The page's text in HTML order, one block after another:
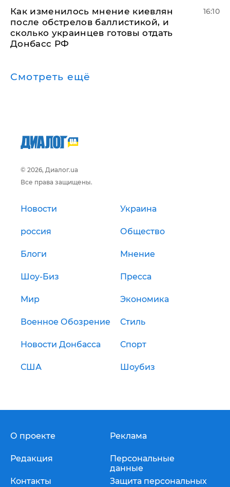
Как изменилось мнение киевлян
после обстрелов баллистикой, и
сколько украинцев готовы отдать
Донбасс РФ
16:10
Смотреть ещё
© 2026, Диалог.ua
Все права защищены.
Новости Украина
россия Общество
Блоги Мнение
Шоу-Биз Пресса
Мир Экономика
Военное Обозрение Стиль
Новости Донбасса Спорт
США Шоубиз
О проекте
Редакция
Контакты
Реклама
Персональные
данные
Защита персональных